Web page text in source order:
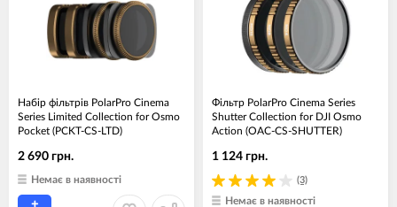
Набір фільтрів PolarPro Cinema
Series Limited Collection for Osmo
Pocket (PCKT-CS-LTD)
2 690 грн.
Немає в наявності
Фільтр PolarPro Cinema Series
Shutter Collection for DJI Osmo
Action (OAC-CS-SHUTTER)
(3)
1 124 грн.
Немає в наявності